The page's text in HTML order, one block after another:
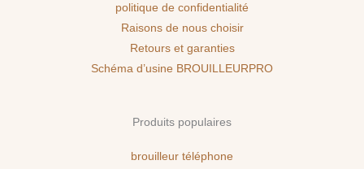
politique de confidentialité
Raisons de nous choisir
Retours et garanties
Schéma d’usine BROUILLEURPRO
Produits populaires
brouilleur téléphone